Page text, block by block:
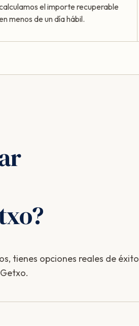
el importe recuperable
menos de un día hábil.
tienes opciones reales de éxito